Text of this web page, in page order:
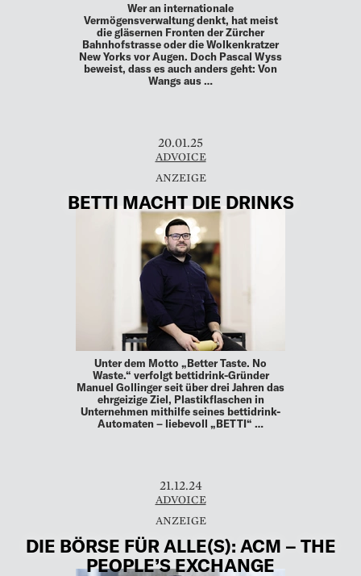
Wer an internationale
Vermögensverwaltung denkt, hat meist
die gläsernen Fronten der Zürcher
Bahnhofstrasse oder die Wolkenkratzer
New Yorks vor Augen. Doch Pascal Wyss
beweist, dass es auch anders geht: Von
Wangs aus …
20.01.25
ADVOICE
BETTI MACHT DIE DRINKS
Unter dem Motto „Better Taste. No
Waste.“ verfolgt bettidrink-Gründer
Manuel Gollinger seit über drei Jahren das
ehrgeizige Ziel, Plastikflaschen in
Unternehmen mithilfe seines bettidrink-
Automaten – liebevoll „BETTI“ …
21.12.24
ADVOICE
DIE BÖRSE FÜR ALLE(S): ACM – THE
PEOPLE’S EXCHANGE